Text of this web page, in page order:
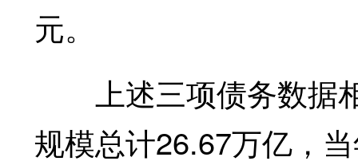
元。
上述三项债务数据
规模总计26.67万亿，